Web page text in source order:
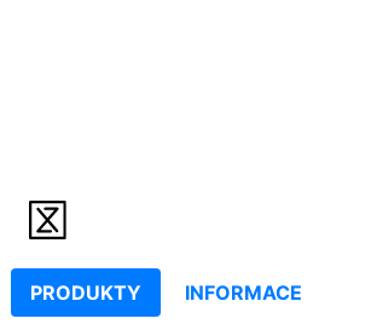
PRODUKTY INFORMACE